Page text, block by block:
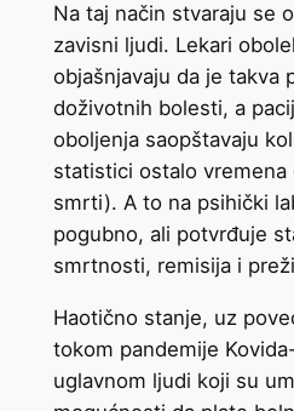
Na taj način stvaraju se
zavisni ljudi. Lekari
objašnjavaju da je takva
doživotnih bolesti, a
oboljenja saopštavaju
statistici ostalo
smrti). A to na psihički
pogubno, ali potvrđuje
smrtnosti, remisija i
Haotično stanje, uz
tokom pandemije
uglavnom ljudi koji su